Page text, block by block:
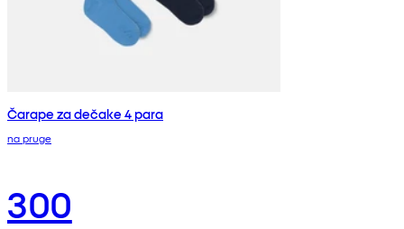
Čarape za dečake 4 para
na pruge
300